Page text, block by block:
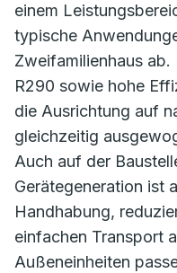
einem
typische
Zweifamilienhaus
R290 sowie hohe
die Ausrichtung auf
gleichzeitig
Auch auf der
Gerätegeneration ist
Handhabung,
einfachen Transport
Außeneinheiten